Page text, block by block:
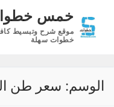
المحتوى
خمس
موقع شرح وتبسيط
خطوات سهلة
الوسم: سعر طن